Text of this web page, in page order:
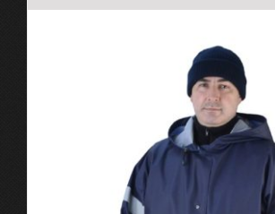
выбрать
странице
товара.